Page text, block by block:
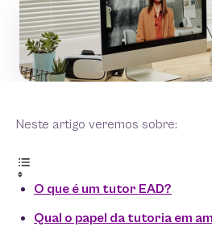
Neste artigo veremos sobre:
O que é um tutor EAD?
Qual o papel da tutoria em